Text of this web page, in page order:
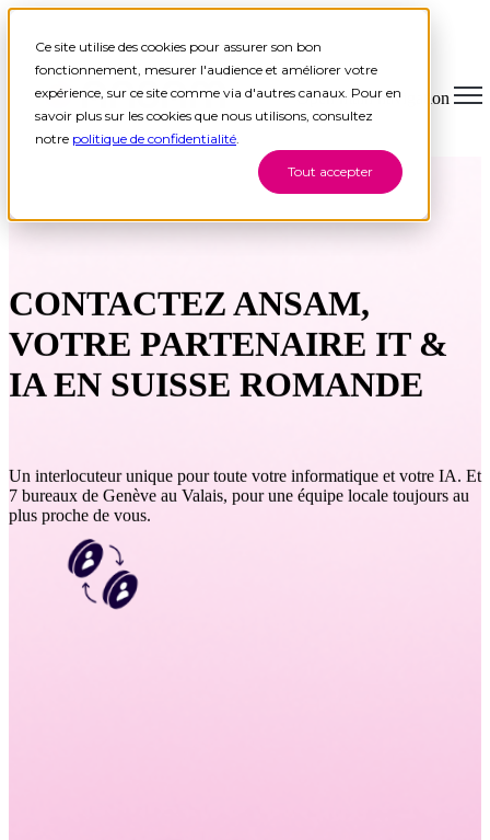
Ce site utilise des cookies pour assurer son bon
fonctionnement, mesurer l'audience et améliorer votre
expérience, sur ce site comme via d'autres canaux. Pour en
savoir plus sur les cookies que nous utilisons, consultez
notre politique de confidentialité.
Tout accepter
Open main navigation
CONTACTEZ ANSAM,
VOTRE PARTENAIRE IT &
IA EN SUISSE ROMANDE
Un interlocuteur unique pour toute votre informatique et votre IA. Et
7 bureaux de Genève au Valais, pour une équipe locale toujours au
plus proche de vous.